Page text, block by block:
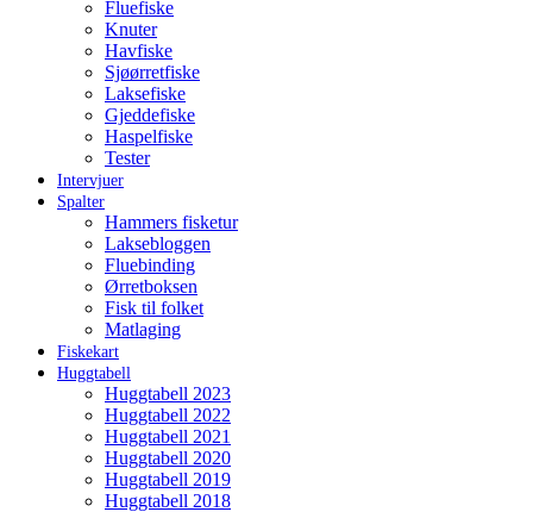
Fluefiske
Knuter
Havfiske
Sjøørretfiske
Laksefiske
Gjeddefiske
Haspelfiske
Tester
Intervjuer
Spalter
Hammers fisketur
Laksebloggen
Fluebinding
Ørretboksen
Fisk til folket
Matlaging
Fiskekart
Huggtabell
Huggtabell 2023
Huggtabell 2022
Huggtabell 2021
Huggtabell 2020
Huggtabell 2019
Huggtabell 2018